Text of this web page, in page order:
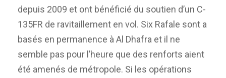
depuis 2009 et ont bénéficié du soutien d’un C-
135FR de ravitaillement en vol. Six Rafale sont a
basés en permanence à Al Dhafra et il ne
semble pas pour l’heure que des renforts aient
été amenés de métropole. Si les opérations